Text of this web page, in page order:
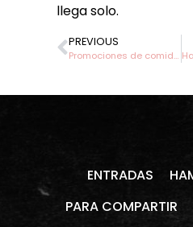
llega solo.
PREVIOUS
Promociones de comida entre semana que sí valen
ENTRADAS
PARA COMPARTIR